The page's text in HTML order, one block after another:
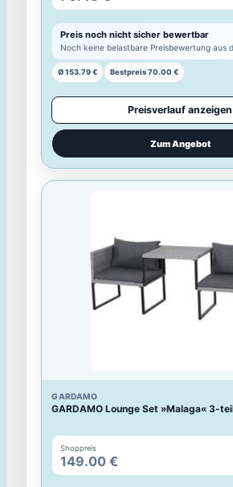
1
RAUCH ORANGE Alabama
Schubladen, Weiß/Eiche
Shoppreis
232.48 €
Preis noch nicht sicher
Noch keine belastbare
Zum